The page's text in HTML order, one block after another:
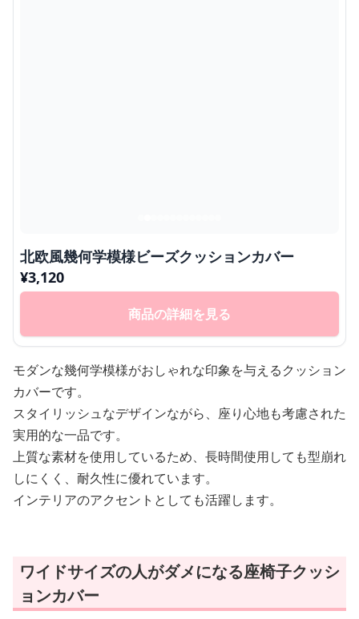
北欧風幾何学模様ビーズクッションカバー
¥3,120
商品の詳細を見る
モダンな幾何学模様がおしゃれな印象を与えるクッション
カバーです。
スタイリッシュなデザインながら、座り心地も考慮された
実用的な一品です。
上質な素材を使用しているため、長時間使用しても型崩れ
しにくく、耐久性に優れています。
インテリアのアクセントとしても活躍します。
ワイドサイズの人がダメになる座椅子クッシ
ョンカバー